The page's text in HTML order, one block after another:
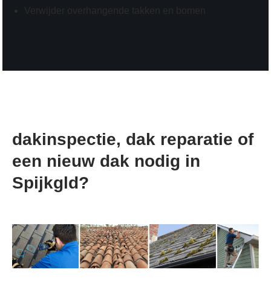
Verwijder overhangende takken en bomen
dakinspectie, dak reparatie of
een nieuw dak nodig in
Spijkgld?